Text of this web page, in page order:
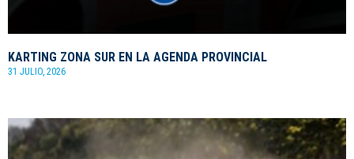
KARTING ZONA SUR EN LA AGENDA PROVINCIAL
31 JULIO, 2026